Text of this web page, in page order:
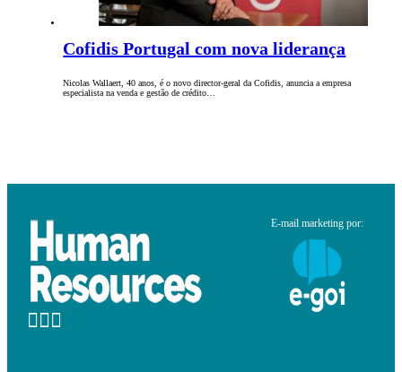
Cofidis Portugal com nova liderança
Nicolas Wallaert, 40 anos, é o novo director-geral da Cofidis, anuncia a empresa
especialista na venda e gestão de crédito…
E-mail marketing por: